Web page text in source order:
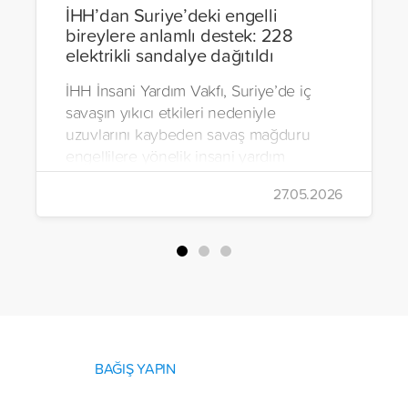
İHH’dan Suriye’deki engelli
bireylere anlamlı destek: 228
elektrikli sandalye dağıtıldı
İHH İnsani Yardım Vakfı, Suriye’de iç
savaşın yıkıcı etkileri nedeniyle
uzuvlarını kaybeden savaş mağduru
engellilere yönelik insani yardım
çalışmalarını aralıksız sürdürüyor. Vakıf,
yürütülen son projeyle Suriye’nin Şam,
Halep, Hama, Humus ve İdlib
bölgelerinde zor şartlarda yaşayan
27.05.2026
BAĞIŞ YAPIN